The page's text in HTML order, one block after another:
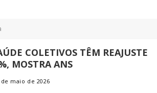
COLETIVOS TÊM REAJUSTE
MOSTRA ANS
de maio de 2026